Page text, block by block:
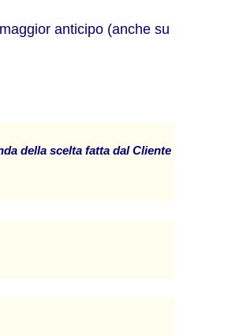
anticipo (anche su
della scelta fatta dal Cliente al